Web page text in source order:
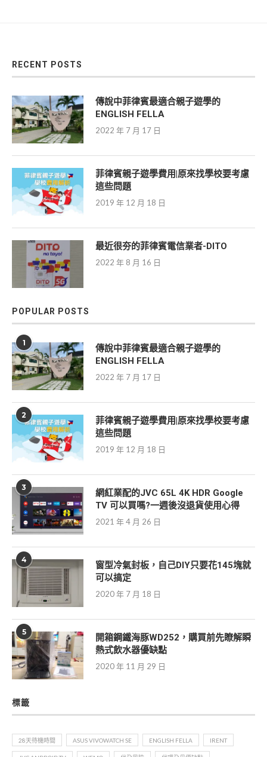
RECENT POSTS
傳說中菲律賓最適合親子遊學的
ENGLISH FELLA
2022 年 7 月 17 日
菲律賓親子遊學費用|原來找學校要考慮
這些問題
2019 年 12 月 18 日
最近很夯的菲律賓電信業者-DITO
2022 年 8 月 16 日
POPULAR POSTS
1
傳說中菲律賓最適合親子遊學的
ENGLISH FELLA
2022 年 7 月 17 日
2
菲律賓親子遊學費用|原來找學校要考慮
這些問題
2019 年 12 月 18 日
3
網紅業配的JVC 65L 4K HDR Google
TV 可以買嗎?一週後沒退貨使用心得
2021 年 4 月 26 日
4
窗型冷氣封板，自己DIY只要花145塊就
可以搞定
2020 年 7 月 18 日
5
開箱鋼鐵海豚WD252，購買前先瞭解瞬
熱式飲水器優缺點
2020 年 11 月 29 日
標籤
28天待機時間 ASUS VIVOWATCH SE ENGLISH FELLA IRENT